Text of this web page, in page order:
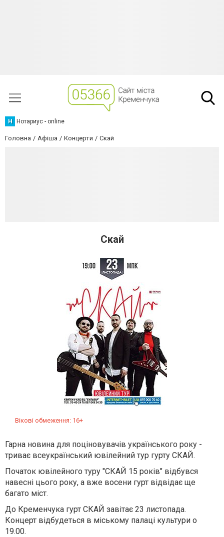
Н Нотариус - online
Головна Афіша Концерти Скай
Скай
Вікові обмеження: 16+
Гарна новина для поціновувачів українського року -
триває всеукраїнський ювілейний тур гурту СКАЙ.
Початок ювілейного туру "СКАЙ 15 років" відбувся
навесні цього року, а вже восени гурт відвідає ще
багато міст.
До Кременчука гурт СКАЙ завітає 23 листопада.
Концерт відбудеться в міському палаці культури о
19.00.